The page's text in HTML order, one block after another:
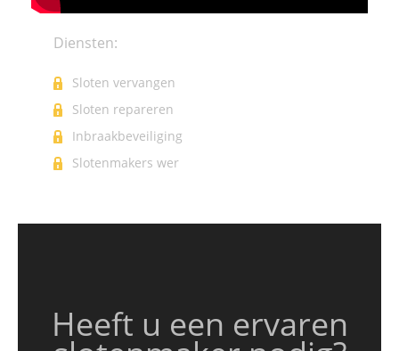
Diensten:
Sloten vervangen
Sloten repareren
Inbraakbeveiliging
Slotenmakers wer
Heeft u een ervaren